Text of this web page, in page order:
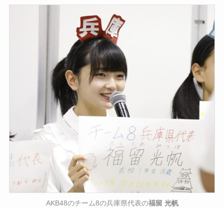
AKB48のチーム8の兵庫県代表の福留 光帆